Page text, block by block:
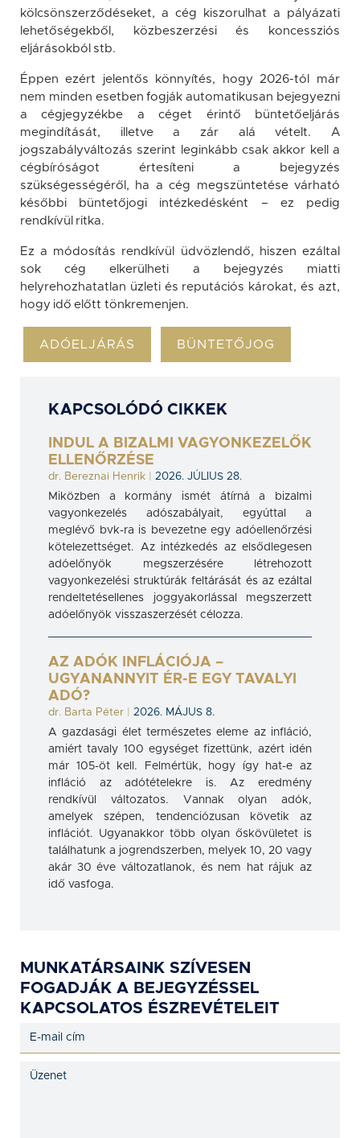
kölcsönszerződéseket, a cég kiszorulhat a pályázati
lehetőségekből, közbeszerzési és koncessziós
eljárásokból stb.
Éppen ezért jelentős könnyítés, hogy 2026-tól már
nem minden esetben fogják automatikusan bejegyezni
a cégjegyzékbe a céget érintő büntetőeljárás
megindítását, illetve a zár alá vételt. A
jogszabályváltozás szerint leginkább csak akkor kell a
cégbíróságot értesíteni a bejegyzés
szükségességéről, ha a cég megszüntetése várható
későbbi büntetőjogi intézkedésként – ez pedig
rendkívül ritka.
Ez a módosítás rendkívül üdvözlendő, hiszen ezáltal
sok cég elkerülheti a bejegyzés miatti
helyrehozhatatlan üzleti és reputációs károkat, és azt,
hogy idő előtt tönkremenjen.
ADÓELJÁRÁS BÜNTETŐJOG
KAPCSOLÓDÓ CIKKEK
INDUL A BIZALMI VAGYONKEZELŐK
ELLENŐRZÉSE
dr. Bereznai Henrik
2026. JÚLIUS 28.
Miközben a kormány ismét átírná a bizalmi
vagyonkezelés adószabályait, egyúttal a
meglévő bvk-ra is bevezetne egy adóellenőrzési
kötelezettséget. Az intézkedés az elsődlegesen
adóelőnyök megszerzésére létrehozott
vagyonkezelési struktúrák feltárását és az ezáltal
rendeltetésellenes joggyakorlással megszerzett
adóelőnyök visszaszerzését célozza.
AZ ADÓK INFLÁCIÓJA –
UGYANANNYIT ÉR-E EGY TAVALYI
ADÓ?
dr. Barta Péter
2026. MÁJUS 8.
A gazdasági élet természetes eleme az infláció,
amiért tavaly 100 egységet fizettünk, azért idén
már 105-öt kell. Felmértük, hogy így hat-e az
infláció az adótételekre is. Az eredmény
rendkívül változatos. Vannak olyan adók,
amelyek szépen, tendenciózusan követik az
inflációt. Ugyanakkor több olyan őskövületet is
találhatunk a jogrendszerben, melyek 10, 20 vagy
akár 30 éve változatlanok, és nem hat rájuk az
idő vasfoga.
MUNKATÁRSAINK SZÍVESEN
FOGADJÁK A BEJEGYZÉSSEL
KAPCSOLATOS ÉSZREVÉTELEIT